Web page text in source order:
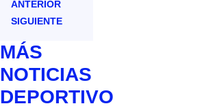
ANTERIOR
SIGUIENTE
MÁS
NOTICIAS
DEPORTIVO